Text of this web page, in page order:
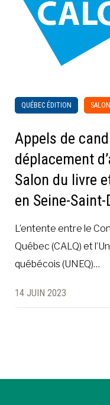
QUÉBEC ÉDITION
Appels de
déplacement
Salon du livre
en Seine-
L’entente entre le
Québec (CALQ) et
québécois (UNEQ)…
14 JUIN 2023